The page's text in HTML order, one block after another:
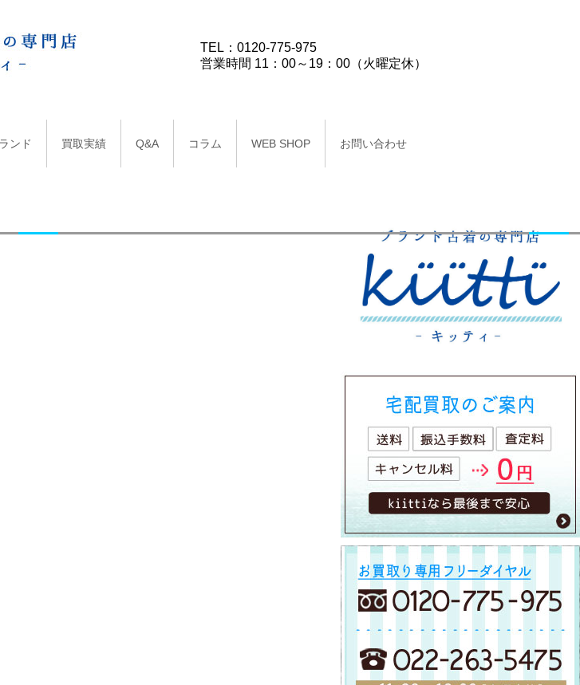
TEL：0120-775-975
営業時間 11：00～19：00（火曜定休）
ンド 買取実績 Q&A コラム WEB SHOP お問い合わせ